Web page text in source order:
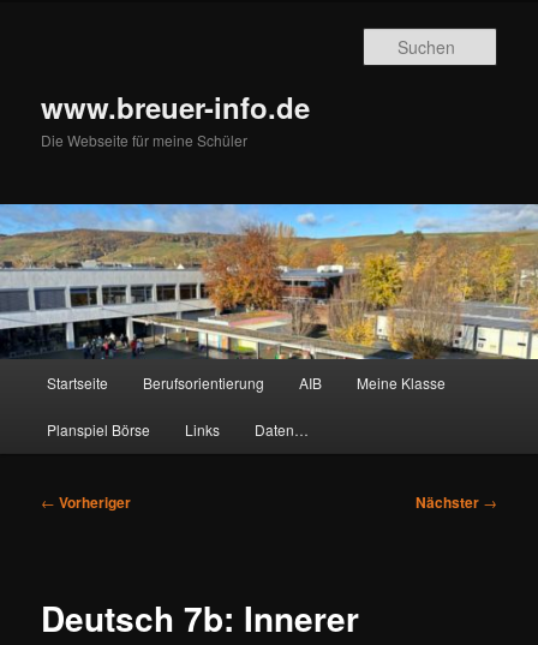
www.breuer-info.de
Die Webseite für meine Schüler
Startseite Berufsorientierung AIB Meine Klasse
Planspiel Börse Links Daten…
Beitragsnavigation
← Vorheriger Nächster →
Deutsch 7b: Innerer